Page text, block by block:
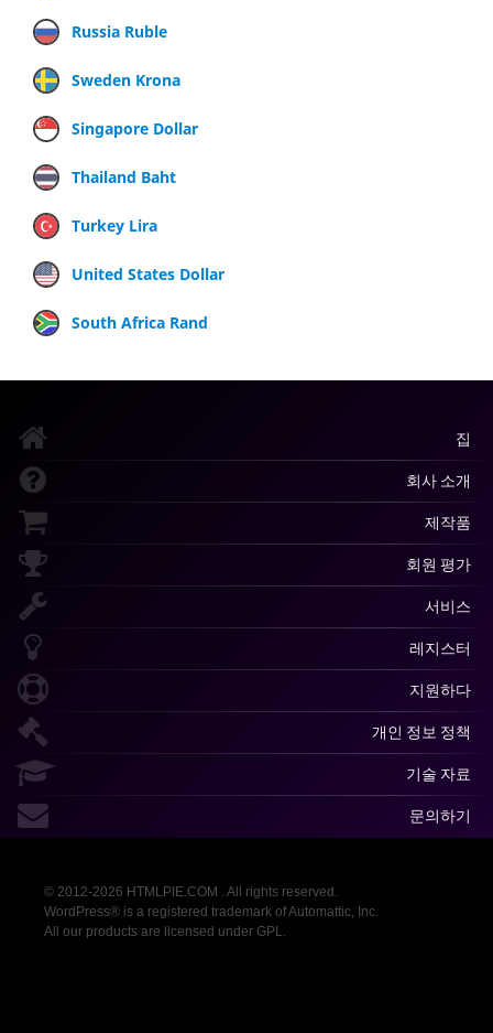
Russia Ruble
Sweden Krona
Singapore Dollar
Thailand Baht
Turkey Lira
United States Dollar
South Africa Rand
집
회사 소개
제작품
회원 평가
서비스
레지스터
지원하다
개인 정보 정책
기술 자료
문의하기
© 2012-2026 HTMLPIE.COM . All rights reserved.
WordPress® is a registered trademark of Automattic, Inc.
All our products are licensed under GPL.